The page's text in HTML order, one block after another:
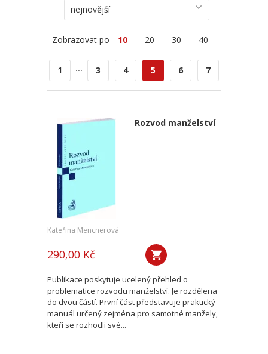
nejnovější
Zobrazovat po 10 20 30 40
1 ... 3 4 5 6 7
Rozvod manželství
Kateřina Mencnerová
290,00 Kč
Publikace poskytuje ucelený přehled o
problematice rozvodu manželství. Je rozdělena
do dvou částí. První část představuje praktický
manuál určený zejména pro samotné manžely,
kteří se rozhodli své...